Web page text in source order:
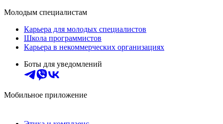
Молодым специалистам
Карьера для молодых специалистов
Школа программистов
Карьера в некоммерческих организациях
Боты для уведомлений
Мобильное приложение